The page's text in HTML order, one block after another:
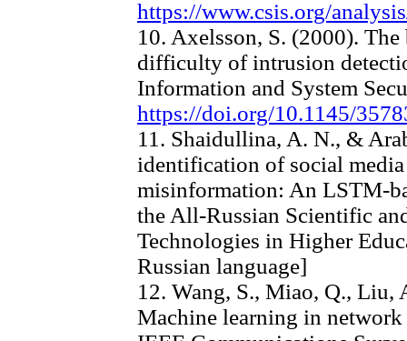
https://www.csis.org/
10. Axelsson, S. (2000).
difficulty of intrusion
Information and System
https://doi.org/10.1145/
11. Shaidullina, A. N., &
identification of social
misinformation: An LSTM-
the All-Russian Scientific
Technologies in Higher
Russian language]
12. Wang, S., Miao, Q., Liu,
Machine learning in